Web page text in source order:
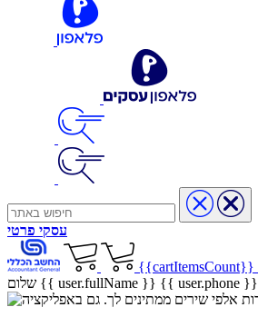
עסקי פרטי
{{cartItemsCount}}
שלום {{ user.fullName }} {{ user.phone }}